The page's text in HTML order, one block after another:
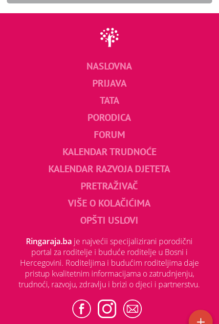
NASLOVNA
PRIJAVA
TATA
PORODICA
FORUM
KALENDAR TRUDNOĆE
KALENDAR RAZVOJA DJETETA
PRETRAŽIVAČ
VIŠE O KOLAČIĆIMA
OPŠTI USLOVI
Ringaraja.ba je najvećii specijalizirani porodični
portal za roditelje i buduće roditelje u Bosni i
Hercegovini. Roditeljima i budućim roditeljima daje
pristup kvalitetnim informacijama o zatrudnjenju,
trudnoći, razvoju, zdravlju i brizi o djeci i partnerstvu.